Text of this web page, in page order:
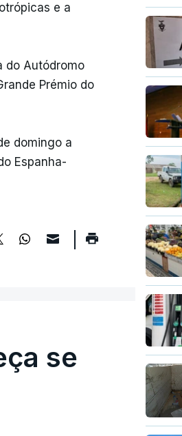
e a
do Autódromo
Prémio do
domingo a
Espanha-
se